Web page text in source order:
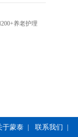
养老护理
于蒙泰| 联系我们